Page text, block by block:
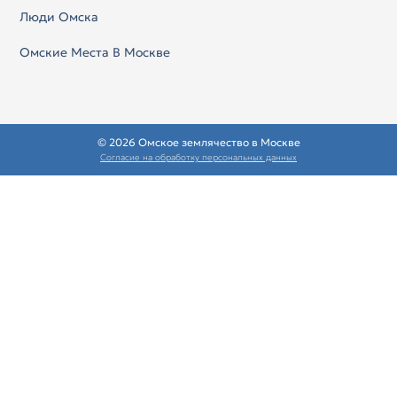
Люди Омска
Омские Места В Москве
© 2026 Омское землячество в Москве
Согласие на обработку персональных данных